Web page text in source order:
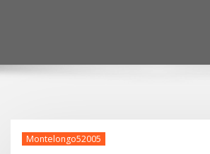
Montelongo52005